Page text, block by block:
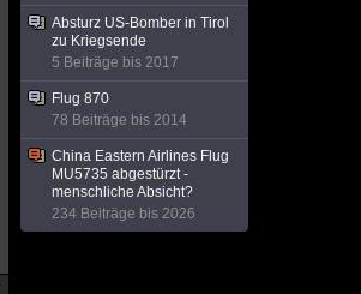
Absturz US-Bomber in Tirol
zu Kriegsende
5 Beiträge bis 2017
Flug 870
78 Beiträge bis 2014
China Eastern Airlines Flug
MU5735 abgestürzt -
menschliche Absicht?
234 Beiträge bis 2026